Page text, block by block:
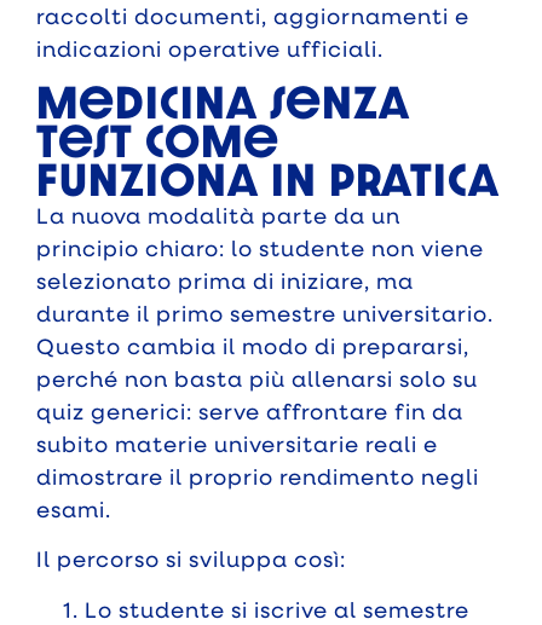
raccolti documenti, aggiornamenti e
indicazioni operative ufficiali.
Medicina senza
test come
funziona in pratica
La nuova modalità parte da un
principio chiaro: lo studente non viene
selezionato prima di iniziare, ma
durante il primo semestre universitario.
Questo cambia il modo di prepararsi,
perché non basta più allenarsi solo su
quiz generici: serve affrontare fin da
subito materie universitarie reali e
dimostrare il proprio rendimento negli
esami.
Il percorso si sviluppa così:
Lo studente si iscrive al semestre